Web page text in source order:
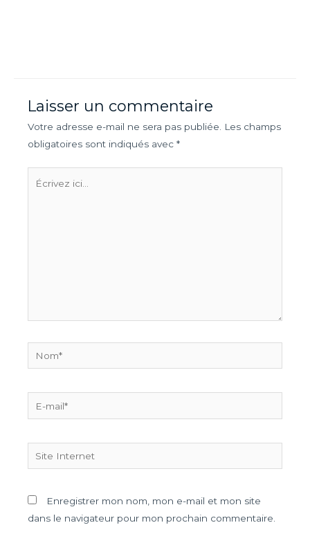
Laisser un commentaire
Votre adresse e-mail ne sera pas publiée. Les champs
obligatoires sont indiqués avec *
Enregistrer mon nom, mon e-mail et mon site
dans le navigateur pour mon prochain commentaire.